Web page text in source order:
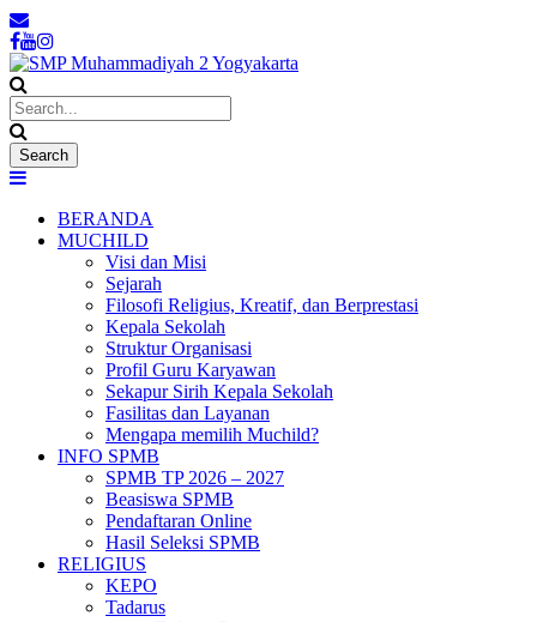
BERANDA
MUCHILD
Visi dan Misi
Sejarah
Filosofi Religius, Kreatif, dan Berprestasi
Kepala Sekolah
Struktur Organisasi
Profil Guru Karyawan
Sekapur Sirih Kepala Sekolah
Fasilitas dan Layanan
Mengapa memilih Muchild?
INFO SPMB
SPMB TP 2026 – 2027
Beasiswa SPMB
Pendaftaran Online
Hasil Seleksi SPMB
RELIGIUS
KEPO
Tadarus